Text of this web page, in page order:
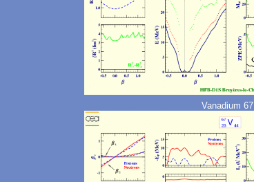
Vanadium 67